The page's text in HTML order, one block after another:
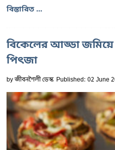
বিস্তারিত ...
বিকেলের আড্ডা জমিয়ে
পিৎজা
byজীবনশৈলী ডেস্ক Published: 02 June